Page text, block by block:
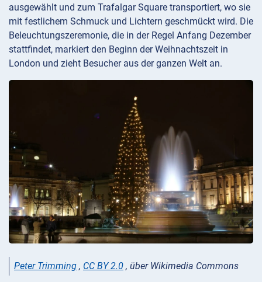
ausgewählt und zum Trafalgar Square transportiert, wo sie
mit festlichem Schmuck und Lichtern geschmückt wird. Die
Beleuchtungszeremonie, die in der Regel Anfang Dezember
stattfindet, markiert den Beginn der Weihnachtszeit in
London und zieht Besucher aus der ganzen Welt an.
Peter Trimming , CC BY 2.0 , über Wikimedia Commons